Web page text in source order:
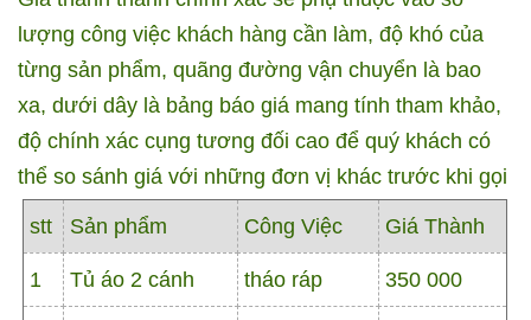
lượng công việc khách hàng cần làm, độ khó của
từng sản phẩm, quãng đường vận chuyển là bao
xa, dưới dây là bảng báo giá mang tính tham khảo,
độ chính xác cụng tương đối cao để quý khách có
thể so sánh giá với những đơn vị khác trước khi gọi
stt Sản phẩm Công Việc Giá Thành
1 Tủ áo 2 cánh tháo ráp 350 000